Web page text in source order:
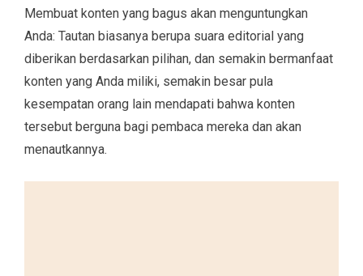
Membuat konten yang bagus akan menguntungkan
Anda: Tautan biasanya berupa suara editorial yang
diberikan berdasarkan pilihan, dan semakin bermanfaat
konten yang Anda miliki, semakin besar pula
kesempatan orang lain mendapati bahwa konten
tersebut berguna bagi pembaca mereka dan akan
menautkannya.